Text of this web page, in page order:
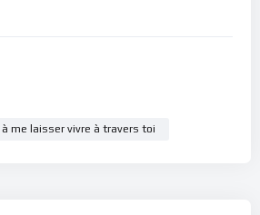
me laisser vivre à travers toi